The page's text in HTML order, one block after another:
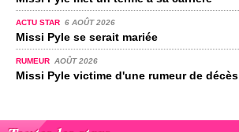
ACTU STAR 6 AOÛT 2026
Missi Pyle se serait mariée
RUMEUR AOÛT 2026
Missi Pyle victime d'une rumeur de décès